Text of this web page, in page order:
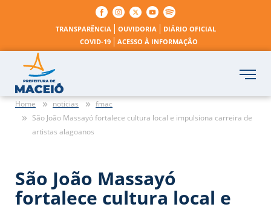
TRANSPARÊNCIA OUVIDORIA
DIÁRIO OFICIAL
COVID-19
ACESSO À INFORMAÇÃO
Home noticias
fmac
São João Massayó fortalece cultura local e impulsiona carreira de
artistas alagoanos
São João Massayó
fortalece cultura local e